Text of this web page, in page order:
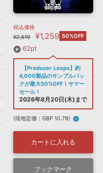
音楽カード
楽曲配信流通サービス
無償のサウンド管理ソフト
次世代型 ボーカル・エディタ
映像のBGM・セリフを音声分離
ェクト
効果音
税込価格
¥2,519
¥1,259 50%OFF
62pt
【Producer Loops】約
4,000製品のサンプルパッ
クが最大50%OFF！サマー
セール！
2026年8月20日(木)まで
(現地定価：GBP 10.79) info
カートに入れる
ブックマーク